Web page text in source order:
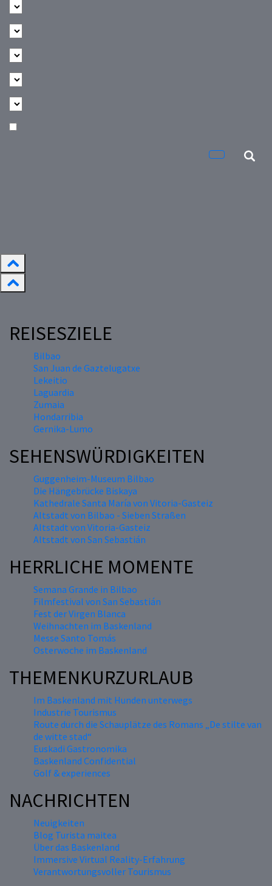
REISESZIELE
Bilbao
San Juan de Gaztelugatxe
Lekeitio
Laguardia
Zumaia
Hondarribia
Gernika-Lumo
SEHENSWÜRDIGKEITEN
Guggenheim-Museum Bilbao
Die Hängebrücke Biskaya
Kathedrale Santa María von Vitoria-Gasteiz
Altstadt von Bilbao - Sieben Straßen
Altstadt von Vitoria-Gasteiz
Altstadt von San Sebastián
HERRLICHE MOMENTE
Semana Grande in Bilbao
Filmfestival von San Sebastián
Fest der Virgen Blanca
Weihnachten im Baskenland
Messe Santo Tomás
Osterwoche im Baskenland
THEMENKURZURLAUB
Im Baskenland mit Hunden unterwegs
Industrie Tourismus
Route durch die Schauplätze des Romans „De stilte van
de witte stad“
Euskadi Gastronomika
Baskenland Confidential
Golf & experiences
NACHRICHTEN
Neuigkeiten
Blog Turista maitea
Über das Baskenland
Immersive Virtual Reality-Erfahrung
Verantwortungsvoller Tourismus